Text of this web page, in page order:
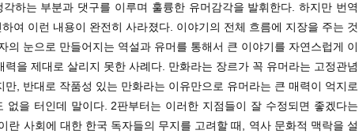
하는 부분과 댓구를 이루며 훌륭한 유머감각을 발휘한다. 하지만 번역
여 이런 내용이 완전히 사라졌다. 이야기의 전체 흐름에 지장을 주는 것
의 눈으로 만들어지는 역설과 유머를 통해서 큰 이야기를 자연스럽게 이
력을 제대로 살리지 못한 사례다. 만화라는 장르가 꼭 유머라는 고정관념
만, 반대로 작품성 있는 만화라는 이유만으로 유머라는 큰 매력이 억지로
없을 터인데 말이다. 2판부터는 이러한 지점들이 잘 수정되면 좋겠다는
란 사회에 대한 한국 독자들의 무지를 고려할 때, 역사 문화적 맥락을 설